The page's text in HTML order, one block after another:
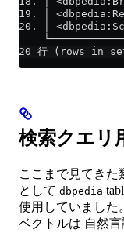
19. │
20. │
20 行 (rows in
検索クエリ
ここまで見てきた
として dbpedia
使用していました
ベクトルは 自然